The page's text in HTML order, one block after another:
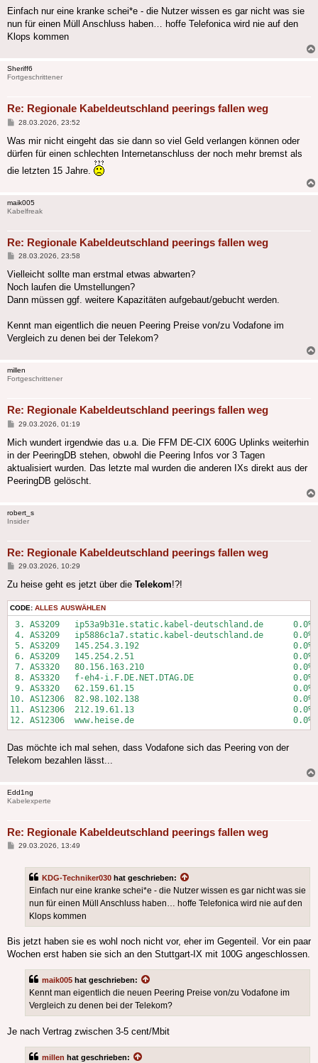
Einfach nur eine kranke schei*e - die Nutzer wissen es gar nicht was sie
nun für einen Müll Anschluss haben… hoffe Telefonica wird nie auf den
Klops kommen
Sheriff6
Fortgeschrittener
Re: Regionale Kabeldeutschland peerings fallen weg
Beitrag
28.03.2026, 23:52
Was mir nicht eingeht das sie dann so viel Geld verlangen können oder
dürfen für einen schlechten Internetanschluss der noch mehr bremst als
die letzten 15 Jahre.
maik005
Kabelfreak
Re: Regionale Kabeldeutschland peerings fallen weg
Beitrag
28.03.2026, 23:58
Vielleicht sollte man erstmal etwas abwarten?
Noch laufen die Umstellungen?
Dann müssen ggf. weitere Kapazitäten aufgebaut/gebucht werden.
Kennt man eigentlich die neuen Peering Preise von/zu Vodafone im
Vergleich zu denen bei der Telekom?
millen
Fortgeschrittener
Re: Regionale Kabeldeutschland peerings fallen weg
Beitrag
29.03.2026, 01:19
Mich wundert irgendwie das u.a. Die FFM DE-CIX 600G Uplinks weiterhin
in der PeeringDB stehen, obwohl die Peering Infos vor 3 Tagen
aktualisiert wurden. Das letzte mal wurden die anderen IXs direkt aus der
PeeringDB gelöscht.
robert_s
Insider
Re: Regionale Kabeldeutschland peerings fallen weg
Beitrag
29.03.2026, 10:29
Zu heise geht es jetzt über die Telekom!?!
CODE: ALLES AUSWÄHLEN
3. AS3209   ip53a9b31e.static.kabel-deutschland.de
4. AS3209   ip5886c1a7.static.kabel-deutschland.de
5. AS3209   145.254.3.192                               0.0%
6. AS3209   145.254.2.51                                0.0%
7. AS3320   80.156.163.210                              0.0%
8. AS3320   f-eh4-i.F.DE.NET.DTAG.DE
9. AS3320   62.159.61.15                                0.0%
10. AS12306  82.98.102.138                               0.0%
11. AS12306  212.19.61.13                                0.0%
Das möchte ich mal sehen, dass Vodafone sich das Peering von der
Telekom bezahlen lässt...
Edd1ng
Kabelexperte
Re: Regionale Kabeldeutschland peerings fallen weg
Beitrag
29.03.2026, 13:49
KDG-Techniker030 hat geschrieben:
Einfach nur eine kranke schei*e - die Nutzer wissen es gar nicht was sie
nun für einen Müll Anschluss haben… hoffe Telefonica wird nie auf den
Klops kommen
Bis jetzt haben sie es wohl noch nicht vor, eher im Gegenteil. Vor ein paar
Wochen erst haben sie sich an den Stuttgart-IX mit 100G angeschlossen.
maik005 hat geschrieben:
Kennt man eigentlich die neuen Peering Preise von/zu Vodafone im
Vergleich zu denen bei der Telekom?
Je nach Vertrag zwischen 3-5 cent/Mbit
millen hat geschrieben: